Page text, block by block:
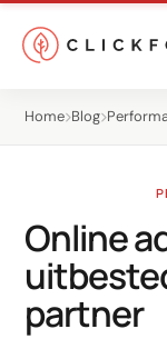
Online
Home Blog
Online
partner